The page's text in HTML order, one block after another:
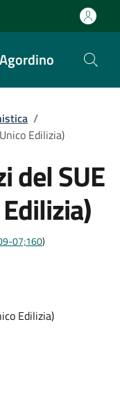
/
Edilizia)
del SUE
07;160)
Edilizia)